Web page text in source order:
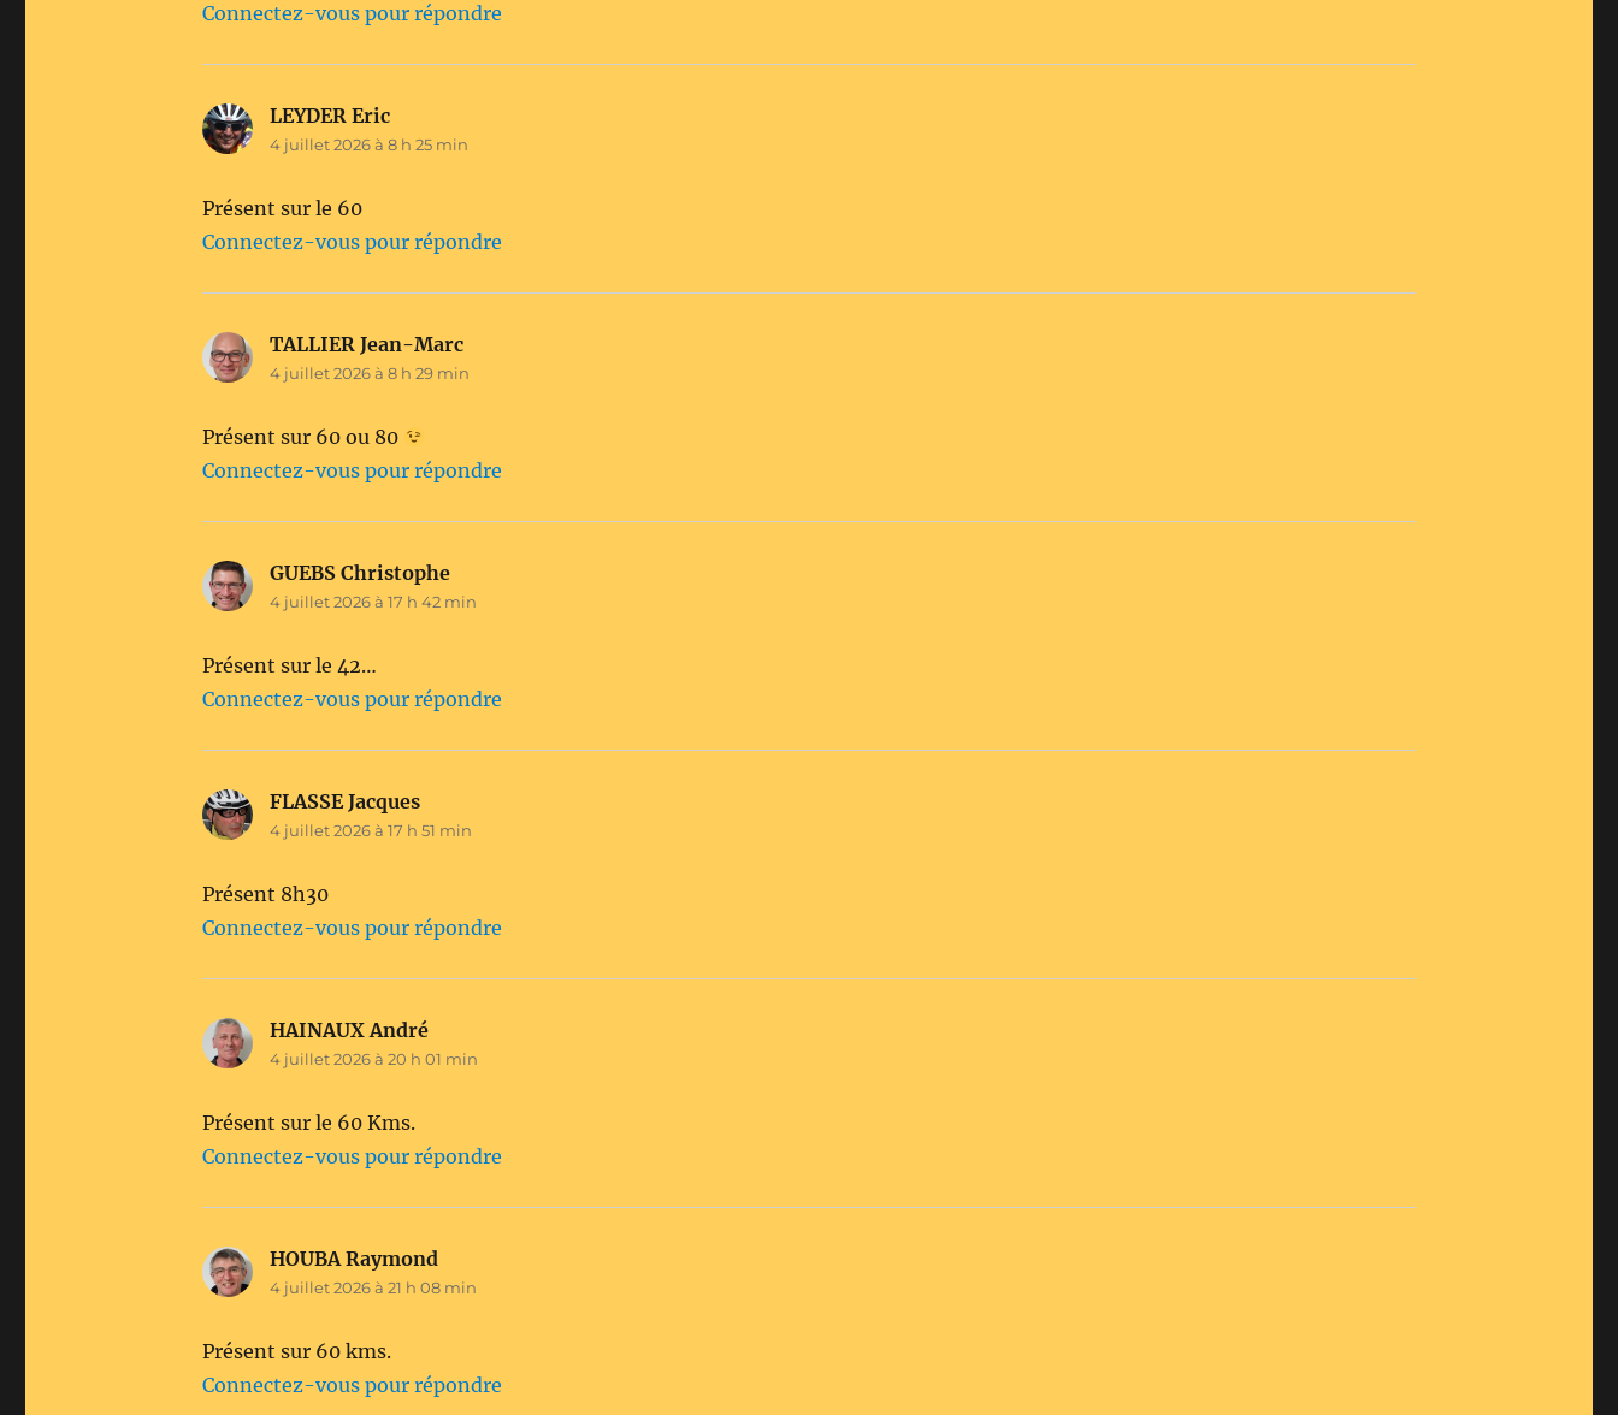
Connectez-vous pour répondre
LEYDER Eric
4 juillet 2026 à 8 h 25 min
Présent sur le 60
Connectez-vous pour répondre
TALLIER Jean-Marc
4 juillet 2026 à 8 h 29 min
Présent sur 60 ou 80
Connectez-vous pour répondre
GUEBS Christophe
4 juillet 2026 à 17 h 42 min
Présent sur le 42…
Connectez-vous pour répondre
FLASSE Jacques
4 juillet 2026 à 17 h 51 min
Présent 8h30
Connectez-vous pour répondre
HAINAUX André
4 juillet 2026 à 20 h 01 min
Présent sur le 60 Kms.
Connectez-vous pour répondre
HOUBA Raymond
4 juillet 2026 à 21 h 08 min
Présent sur 60 kms.
Connectez-vous pour répondre